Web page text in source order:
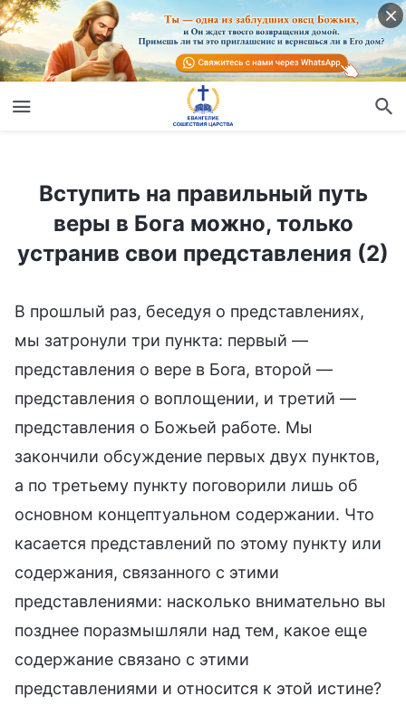
Вступить на правильный путь
веры в Бога можно, только
устранив свои представления (2)
В прошлый раз, беседуя о представлениях,
мы затронули три пункта: первый —
представления о вере в Бога, второй —
представления о воплощении, и третий —
представления о Божьей работе. Мы
закончили обсуждение первых двух пунктов,
а по третьему пункту поговорили лишь об
основном концептуальном содержании. Что
касается представлений по этому пункту или
содержания, связанного с этими
представлениями: насколько внимательно вы
позднее поразмышляли над тем, какое еще
содержание связано с этими
представлениями и относится к этой истине?